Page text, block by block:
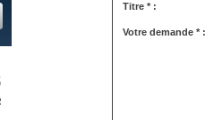
Titre * :
Votre demande * :